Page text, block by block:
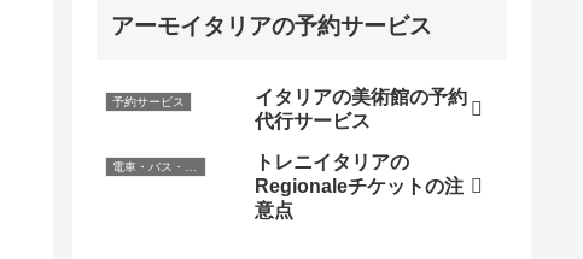
アーモイタリアの予約サービス
予約サービス
イタリアの美術館の予約
代行サービス
トレニイタリアの
Regionaleチケットの注
意点